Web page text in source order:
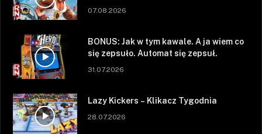
07.08.2026
BONUS: Jak w tym kawale. A ja wiem co
się zepsuło. Automat się zepsuł.
31.07.2026
Lazy Kickers – Klikacz Tygodnia
28.07.2026